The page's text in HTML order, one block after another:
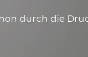
durch die